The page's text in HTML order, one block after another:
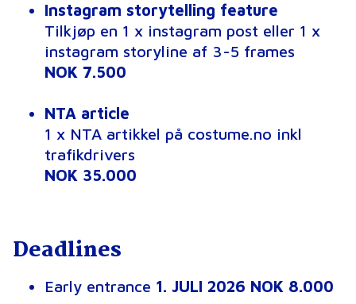
Instagram storytelling feature
Tilkjøp en 1 x instagram post eller 1 x
instagram storyline af 3-5 frames
NOK 7.500
NTA article
1 x NTA artikkel på costume.no inkl
trafikdrivers
NOK 35.000
Deadlines
Early entrance 1. JULI 2026 NOK 8.000